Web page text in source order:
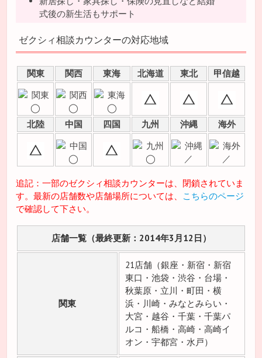
式後の新生活もサポート
ゼクシィ相談カウンターの対応地域
関東 関西 東海 北海道 東北 甲信越
北陸 中国 四国 九州 沖縄 海外
追記：一部のゼクシィ相談カウンターは、閉鎖されていま
す。最新の店舗数や店舗場所については、
こちらのページ
で確認して下さい。
店舗一覧（最終更新：2014年3月12日）
関東
21店舗（銀座・新宿・新宿
東口・池袋・渋谷・台場・
秋葉原・立川・町田・横
浜・川崎・みなとみらい・
大宮・越谷・千葉・千葉パ
ルコ・船橋・高崎・高崎イ
オン・宇都宮・水戸）